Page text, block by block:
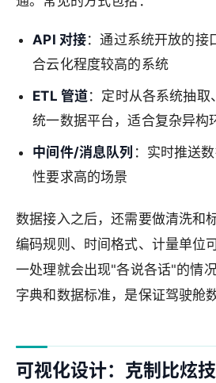
API 对接：通过系统开放的接
合云化程度较高的系统
ETL 管道：定时从各系统抽取
统一数据平台，适合复杂异构
中间件/消息队列 ：实时推送
性要求高的场景
数据接入之后，还需要做清洗和
编码规则、时间格式、计量单位
一处理就会出现"各说各话"的情
字典和数据标准，是保证驾驶舱
可视化设计：克制比炫